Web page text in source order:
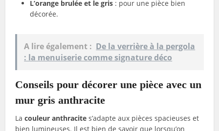
L’orange brulée et le gris : pour une pièce bien
décorée.
A lire également : De la verrière à la pergola
: la menuiserie comme signature déco
Conseils pour décorer une pièce avec un
mur gris anthracite
Lacouleur anthracite s’adapte aux pièces spacieuses et
bien lumineuses. Il est bien de savoir que lorsqu’on